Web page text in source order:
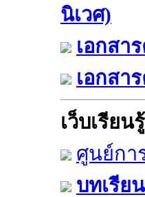
นิเวศ)
เอกสา
เอกสา
เว็บเรียนรู้
ศูนย์กา
บทเรีย